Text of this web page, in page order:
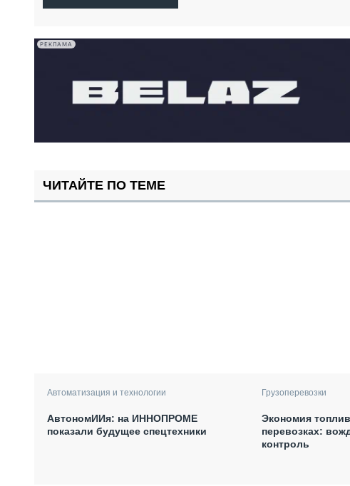
РЕКЛАМА
ЧИТАЙТЕ ПО ТЕМЕ
Автоматизация и технологии
АвтономИИя: на ИННОПРОМЕ
показали будущее спецтехники
Грузоперевозки
Экономия
перевозках:
контроль